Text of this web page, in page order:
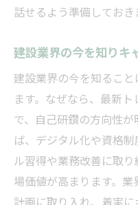
話せるよう準備しておき
建設業界の今を知りキ
建設業界の今を知るこ
ます。なぜなら、最新
で、自己研鑽の方向性
ば、デジタル化や資格
ル習得や業務改善に取
場価値が高まります。
計画に取り入れ、着実